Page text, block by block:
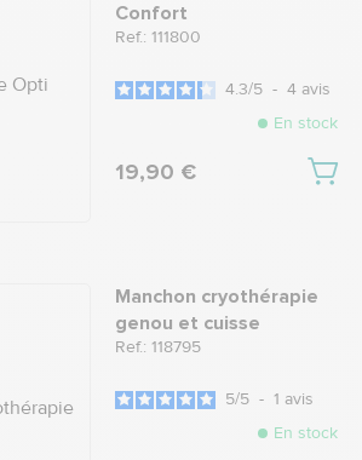
Confort
Ref.: 111800
4.3/5 - 4 avis
En stock
19,90 €
Manchon cryothérapie
genou et cuisse
Ref.: 118795
5/5 - 1 avis
En stock